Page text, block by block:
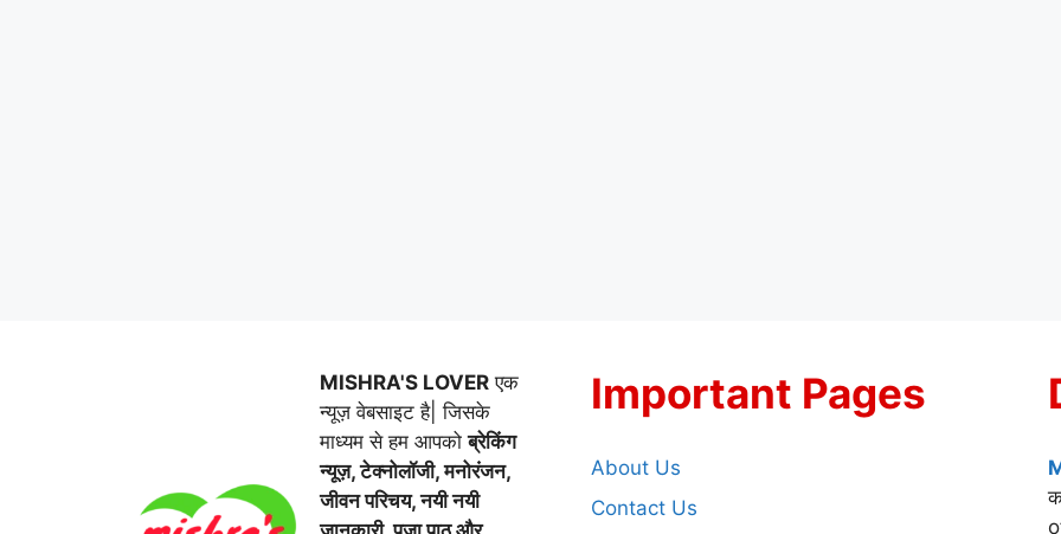
MISHRA'S LOVER एक
न्यूज़ वेबसाइट है| जिसके
माध्यम से हम आपकोब्रेकिंग
न्यूज़, टेक्नोलॉजी, मनोरंजन,
जीवन परिचय, नयी नयी
Important Pages
About Us
Contact Us